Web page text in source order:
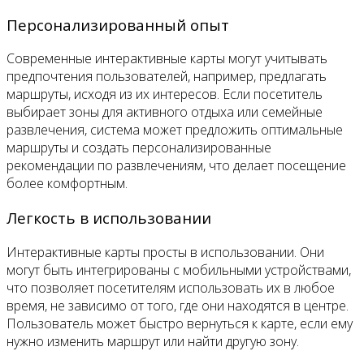
Персонализированный опыт
Современные интерактивные карты могут учитывать
предпочтения пользователей, например, предлагать
маршруты, исходя из их интересов. Если посетитель
выбирает зоны для активного отдыха или семейные
развлечения, система может предложить оптимальные
маршруты и создать персонализированные
рекомендации по развлечениям, что делает посещение
более комфортным.
Легкость в использовании
Интерактивные карты просты в использовании. Они
могут быть интегрированы с мобильными устройствами,
что позволяет посетителям использовать их в любое
время, не зависимо от того, где они находятся в центре.
Пользователь может быстро вернуться к карте, если ему
нужно изменить маршрут или найти другую зону.